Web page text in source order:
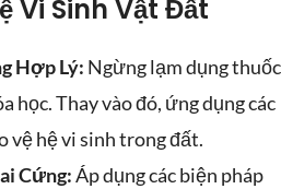
Vi Sinh Vật Đất
Hợp Lý: Ngừng lạm dụng thuốc
học. Thay vào đó, ứng dụng các
vệ hệ vi sinh trong đất.
Cứng:Áp dụng các biện pháp